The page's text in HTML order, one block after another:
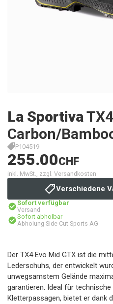
La Sportiva
Carbon/
P104519
255.00CHF
inkl. MwSt., zzgl. Versandkosten
Verschiedene
Sofort verfügbar
Versand
Sofort abholbar
Abholung Side Cut Sports AG
Der TX4 Evo Mid GTX ist die
Lederschuhs, der entwickelt
unwegsamstem Gelände
garantieren. Ideal für
Kletterpassagen, bietet er dank